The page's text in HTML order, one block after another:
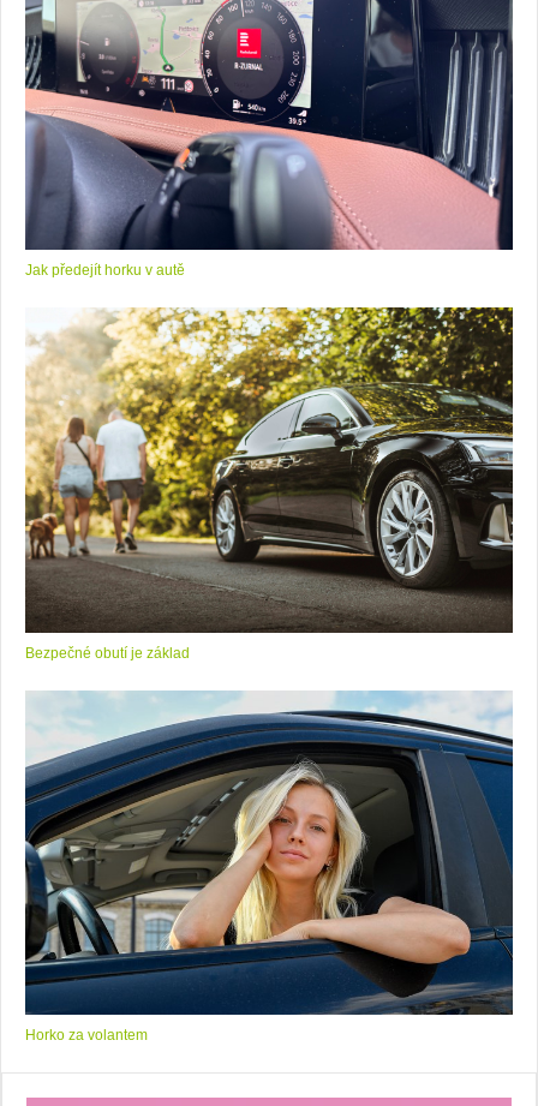
Jak předejít horku v autě
Bezpečné obutí je základ
Horko za volantem